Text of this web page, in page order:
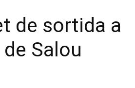
de sortida a
de Salou